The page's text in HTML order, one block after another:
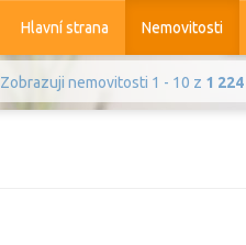
Hlavní strana Nemovitosti
Zobrazuji nemovitosti 1 - 10 z 1 224